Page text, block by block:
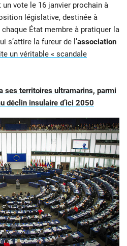
vote le 16 janvier prochain à
législative, destinée à
État membre à pratiquer la
s’attire la fureur de l’association
un véritable « scandale
ses territoires ultramarins, parmi
déclin insulaire d’ici 2050